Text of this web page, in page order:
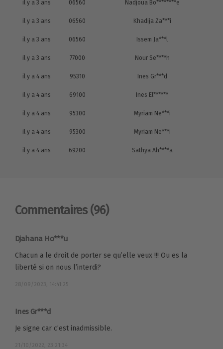
il y a 3 ans 06560 Nadjoua Bo********e
il y a 3 ans 06560 Khadija Za***i
il y a 3 ans 06560 Issem Ja***l
il y a 3 ans 77000 Nour Se****h
il y a 4 ans 95310 Ines Gr***d
il y a 4 ans 69100 Ines El******
il y a 4 ans 95300 Myriam Ne***i
il y a 4 ans 95300 Myriam Ne***i
il y a 4 ans 69200 Sathya Ah****a
Commentaires (96)
Djahana Ho***u
Chacun a le droit de porter se qu’elle veux !!! Ou es la
liberté si on nous l’interdi?
28/09/2023, 14:41:25
Ines Gr***d
Je signe car c’est inadmissible.
21/10/2022, 23:21:34